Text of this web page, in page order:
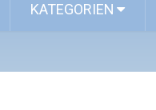
KATEGORIEN